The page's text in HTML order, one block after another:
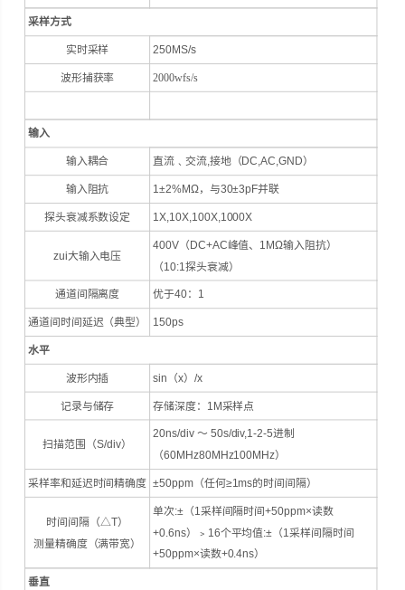
采样方式
实时采样 250MS/s
波形捕获率 2000wfs/s
输入
输入耦合 直流﹑交流,接地（DC,AC,GND）
输入阻抗 1±2%ΜΩ，与30±3pF并联
探头衰减系数设定 1X,10X,100X,1000X
zui大输入电压
400V（DC+AC峰值、1ΜΩ输入阻抗）
（10:1探头衰减）
通道间隔离度 优于40：1
通道间时间延迟（典型） 150ps
水平
波形内插 sin（x）/x
记录与储存 存储深度：1M采样点
扫描范围（S/div）
20ns/div ～ 50s/div,1-2-5进制
（60MHz80MHz100MHz）
采样率和延迟时间精确度 ±50ppm（任何≥1ms的时间间隔）
时间间隔（△T）
测量精确度（满带宽）
单次:±（1采样间隔时间+50ppm×读数
+0.6ns）﹥16个平均值:±（1采样间隔时间
+50ppm×读数+0.4ns）
垂直